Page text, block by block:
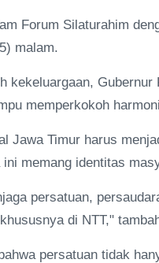
Forum Silaturahim
malam.
kekeluargaan,
memperkokoh
Jawa Timur harus
memang identitas
persatuan,
di NTT,"
persatuan tidak